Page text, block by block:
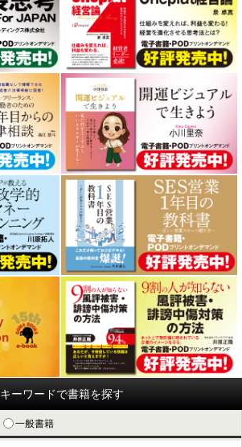
キーワードで書籍を探す
一般書籍